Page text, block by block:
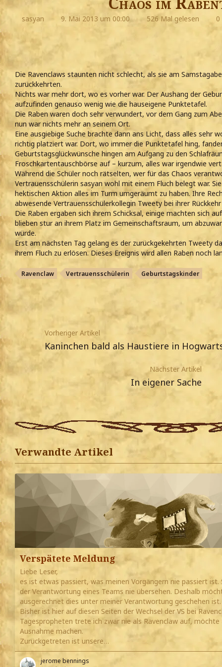
sasyan 9. Mai 2013 um 00:00 526 Mal gelesen
Die Ravenclaws staunten nicht schlecht, als sie am
zurückkehrten.
Nichts war mehr dort, wo es vorher war. Der Aushang der
aufzufinden genauso wenig wie die hauseigene Punktetafel.
Die Raben waren doch sehr verwundert, vor dem Gang zum
nun war nichts mehr an seinem Ort.
Eine ausgiebige Suche brachte dann ans Licht, dass alles sehr
richtig platziert war. Dort, wo immer die Punktetafel hing,
Geburtstagsglückwünsche hingen am Aufgang zu den
Froschkartentauschbörse auf – kurzum, alles war irgendwie
Während die Schüler noch rätselten, wer für das Chaos
Vertrauensschülerin sasyan wohl mit einem Fluch belegt war.
hektischen Aktion alles im Turm umgeräumt zu haben. Ihre
abwesende Vertrauensschülerkollegin Tweety bei ihrer
Die Raben ergaben sich ihrem Schicksal, einige machten sich
blieben stur an ihrem Platz im Gemeinschaftsraum, um
würde.
Erst am nächsten Tag gelang es der zurückgekehrten Tweety
ihrem Fluch zu erlösen. Dieses Ereignis wird allen Raben noch
Ravenclaw Vertrauensschülerin Geburtstagskinder
Vorheriger Artikel
Kaninchen bald als Haustiere in
Nächster Artikel
In eigener Sache
Verwandte Artikel
Verspätete Meldung
Liebe Leser,
es ist etwas passiert, was meinen Vorgängern nie passiert ist.
der Verantwortung eines Teams nie übersehen. Deshalb
ausgerechnet dies unter meiner Verantwortung geschehen ist.
Bisher ist hier auf diesen Seiten der Wechsel der VS bei
Tagespropheten trete ich zwar nie als Ravenclaw auf,
Ausnahme machen.
Zurückgetreten ist unsere…
jerome bennings